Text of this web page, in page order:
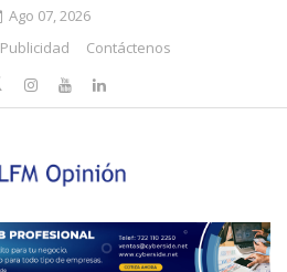
Ago 07, 2026
Publicidad Contáctenos